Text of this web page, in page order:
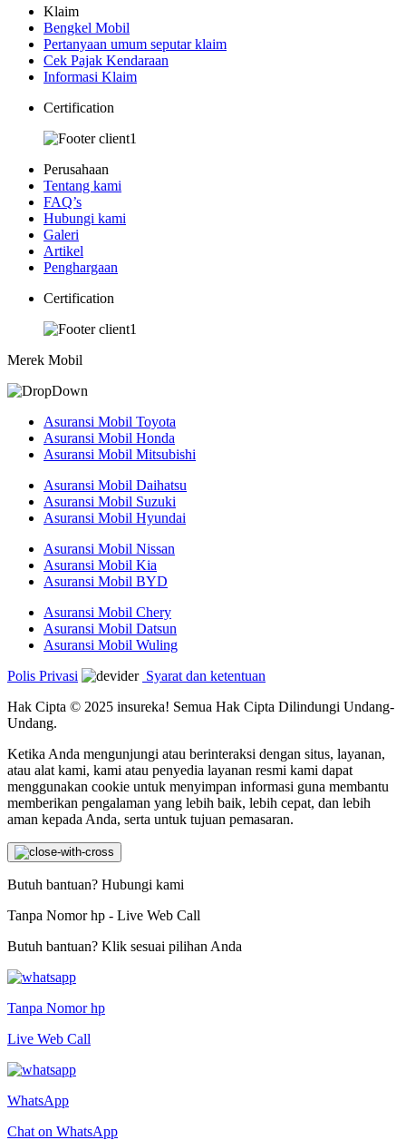
Klaim
Bengkel Mobil
Pertanyaan umum seputar klaim
Cek Pajak Kendaraan
Informasi Klaim
Certification
Perusahaan
Tentang kami
FAQ’s
Hubungi kami
Galeri
Artikel
Penghargaan
Certification
Merek Mobil
Asuransi Mobil Toyota
Asuransi Mobil Honda
Asuransi Mobil Mitsubishi
Asuransi Mobil Daihatsu
Asuransi Mobil Suzuki
Asuransi Mobil Hyundai
Asuransi Mobil Nissan
Asuransi Mobil Kia
Asuransi Mobil BYD
Asuransi Mobil Chery
Asuransi Mobil Datsun
Asuransi Mobil Wuling
Polis Privasi
Syarat dan ketentuan
Hak Cipta © 2025 insureka! Semua Hak Cipta Dilindungi Undang-
Undang.
Ketika Anda mengunjungi atau berinteraksi dengan situs, layanan,
atau alat kami, kami atau penyedia layanan resmi kami dapat
menggunakan cookie untuk menyimpan informasi guna membantu
memberikan pengalaman yang lebih baik, lebih cepat, dan lebih
aman kepada Anda, serta untuk tujuan pemasaran.
Butuh bantuan? Hubungi kami
Tanpa Nomor hp - Live Web Call
Butuh bantuan? Klik sesuai pilihan Anda
Tanpa Nomor hp
Live Web Call
WhatsApp
Chat on WhatsApp